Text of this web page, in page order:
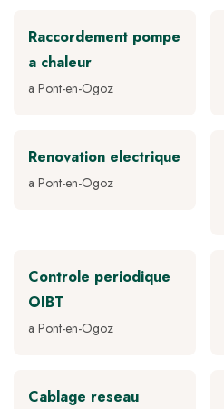
Raccordement pompe
a chaleur
a Pont-en-Ogoz
Renovation electrique
a Pont-en-Ogoz
Controle periodique
OIBT
a Pont-en-Ogoz
Cablage reseau